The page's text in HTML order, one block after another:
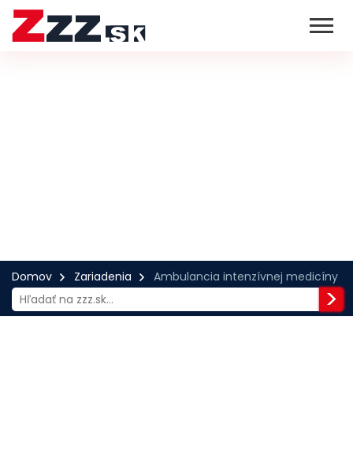
Domov Zariadenia Ambulancia intenzívnej medicíny